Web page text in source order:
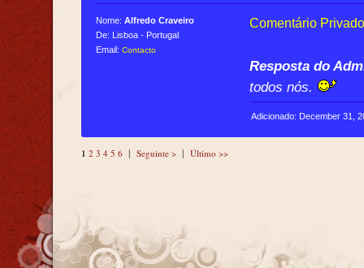
Nome:Alfredo Craveiro
De: Lisboa - Portugal
Email:Contacto
Comentário
Resposta do
todos nós.
Adicionado: December 31,
1 2 3 4 5 6 | Seguinte > | Último >>